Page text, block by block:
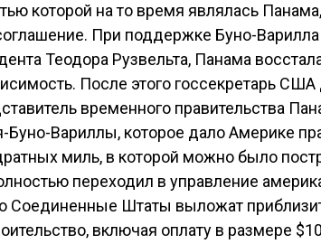
которой на то время являлась
При поддержке Буно-
Теодора Рузвельта, Панама
После этого госсекретарь
временного правительства
Буно-Вариллы, которое дало Америке
миль, в которой можно было
переходил в управление
Соединенные Штаты выложат
включая оплату в размере